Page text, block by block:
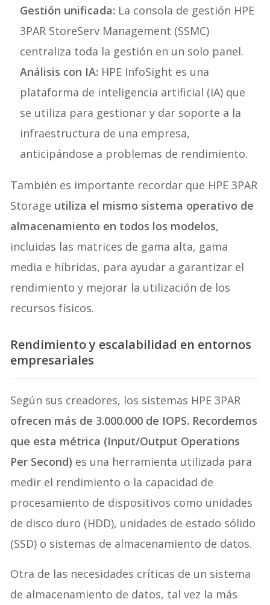
Gestión unificada: La consola de gestión HPE
3PAR StoreServ Management (SSMC)
centraliza toda la gestión en un solo panel.
Análisis con IA: HPE InfoSight es una
plataforma de inteligencia artificial (IA) que
se utiliza para gestionar y dar soporte a la
infraestructura de una empresa,
anticipándose a problemas de rendimiento.
También es importante recordar que HPE 3PAR
Storage utiliza el mismo sistema operativo de
almacenamiento en todos los modelos,
incluidas las matrices de gama alta, gama
media e híbridas, para ayudar a garantizar el
rendimiento y mejorar la utilización de los
recursos físicos.
Rendimiento y escalabilidad en entornos
empresariales
Según sus creadores, los sistemas HPE 3PAR
ofrecen más de 3.000.000 de IOPS. Recordemos
que esta métrica (Input/Output Operations
Per Second) es una herramienta utilizada para
medir el rendimiento o la capacidad de
procesamiento de dispositivos como unidades
de disco duro (HDD), unidades de estado sólido
(SSD) o sistemas de almacenamiento de datos.
Otra de las necesidades críticas de un sistema
de almacenamiento de datos, tal vez la más